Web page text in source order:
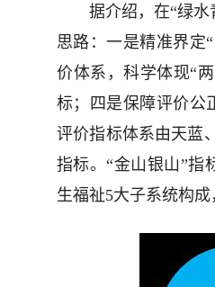
据介绍，在“绿
思路：一是精准界定
价体系，科学体现“
标；四是保障评价公
评价指标体系由天蓝
指标。“金山银山”指
生福祉5大子系统构成